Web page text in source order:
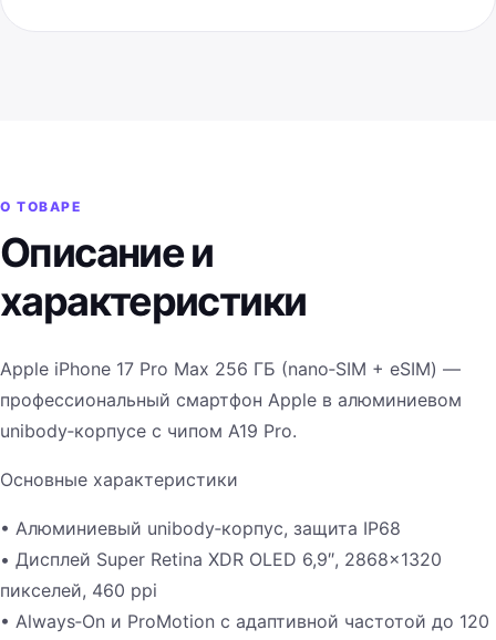
О ТОВАРЕ
Описание и
характеристики
Apple iPhone 17 Pro Max 256 ГБ (nano‑SIM + eSIM) —
профессиональный смартфон Apple в алюминиевом
unibody‑корпусе с чипом A19 Pro.
Основные характеристики
• Алюминиевый unibody‑корпус, защита IP68
• Дисплей Super Retina XDR OLED 6,9″, 2868×1320
пикселей, 460 ppi
• Always‑On и ProMotion с адаптивной частотой до 120